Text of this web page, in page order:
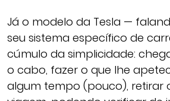
Já o modelo da Tesla —
seu sistema específico de
cúmulo da simplicidade:
o cabo, fazer o que lhe
algum tempo (pouco), retirar